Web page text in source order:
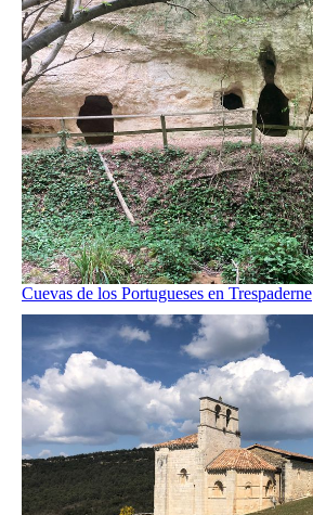
Cuevas de los Portugueses en Trespaderne